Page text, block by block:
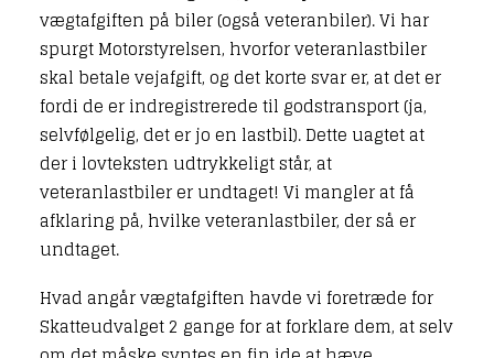
vægtafgiften på biler (også veteranbiler). Vi har
spurgt Motorstyrelsen, hvorfor veteranlastbiler
skal betale vejafgift, og det korte svar er, at det er
fordi de er indregistrerede til godstransport (ja,
selvfølgelig, det er jo en lastbil). Dette uagtet at
der i lovteksten udtrykkeligt står, at
veteranlastbiler er undtaget! Vi mangler at få
afklaring på, hvilke veteranlastbiler, der så er
undtaget.
Hvad angår vægtafgiften havde vi foretræde for
Skatteudvalget 2 gange for at forklare dem, at selv